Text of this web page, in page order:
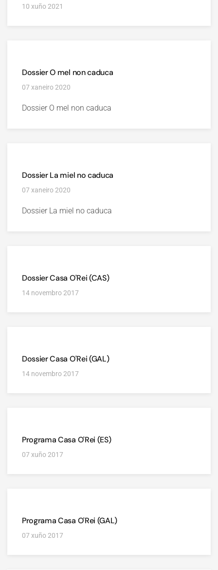
10 xuño 2021
Dossier O mel non caduca
07 xaneiro 2020
Dossier O mel non caduca
Dossier La miel no caduca
07 xaneiro 2020
Dossier La miel no caduca
Dossier Casa O'Rei (CAS)
14 novembro 2017
Dossier Casa O'Rei (GAL)
14 novembro 2017
Programa Casa O'Rei (ES)
07 xuño 2017
Programa Casa O'Rei (GAL)
07 xuño 2017